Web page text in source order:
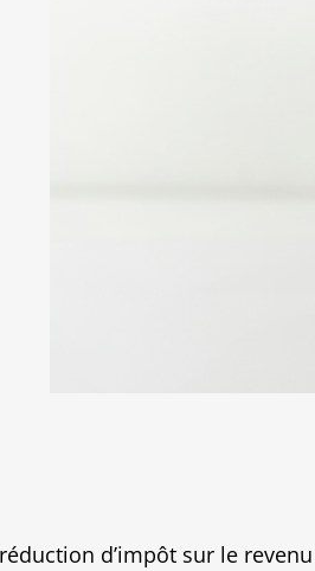
d’impôt sur le